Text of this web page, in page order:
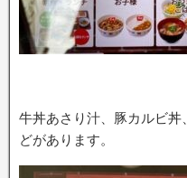
牛丼あさり汁、豚カルビ
どがあります。